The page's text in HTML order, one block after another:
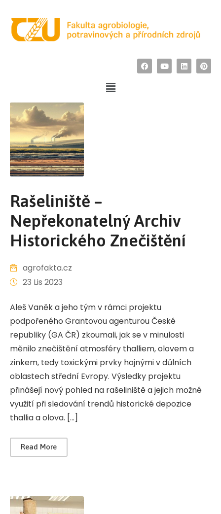
Rašeliniště –
Nepřekonatelný Archiv
Historického Znečištění
agrofakta.cz
23 Lis 2023
Aleš Vaněk a jeho tým v rámci projektu
podpořeného Grantovou agenturou České
republiky (GA ČR) zkoumali, jak se v minulosti
měnilo znečištění atmosféry thalliem, olovem a
zinkem, tedy toxickými prvky hojnými v důlních
oblastech střední Evropy. Výsledky projektu
přinášejí nový pohled na rašeliniště a jejich možné
využití při sledování trendů historické depozice
thallia a olova. […]
Read More